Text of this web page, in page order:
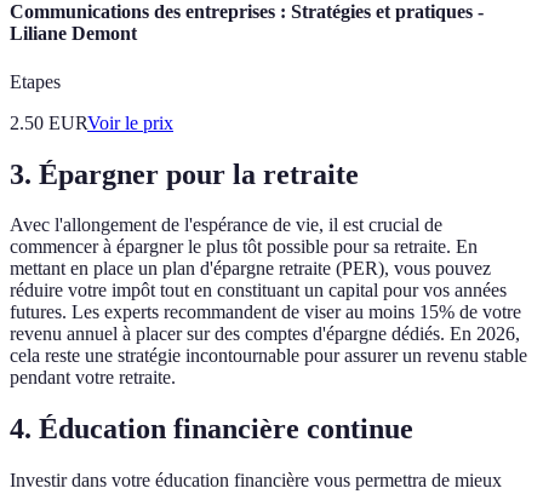
Communications des entreprises : Stratégies et pratiques -
Liliane Demont
Etapes
2.50 EURVoir le prix
3. Épargner pour la retraite
Avec l'allongement de l'espérance de vie, il est crucial de
commencer à épargner le plus tôt possible pour sa retraite. En
mettant en place un plan d'épargne retraite (PER), vous pouvez
réduire votre impôt tout en constituant un capital pour vos années
futures. Les experts recommandent de viser au moins 15% de votre
revenu annuel à placer sur des comptes d'épargne dédiés. En 2026,
cela reste une stratégie incontournable pour assurer un revenu stable
pendant votre retraite.
4. Éducation financière continue
Investir dans votre éducation financière vous permettra de mieux